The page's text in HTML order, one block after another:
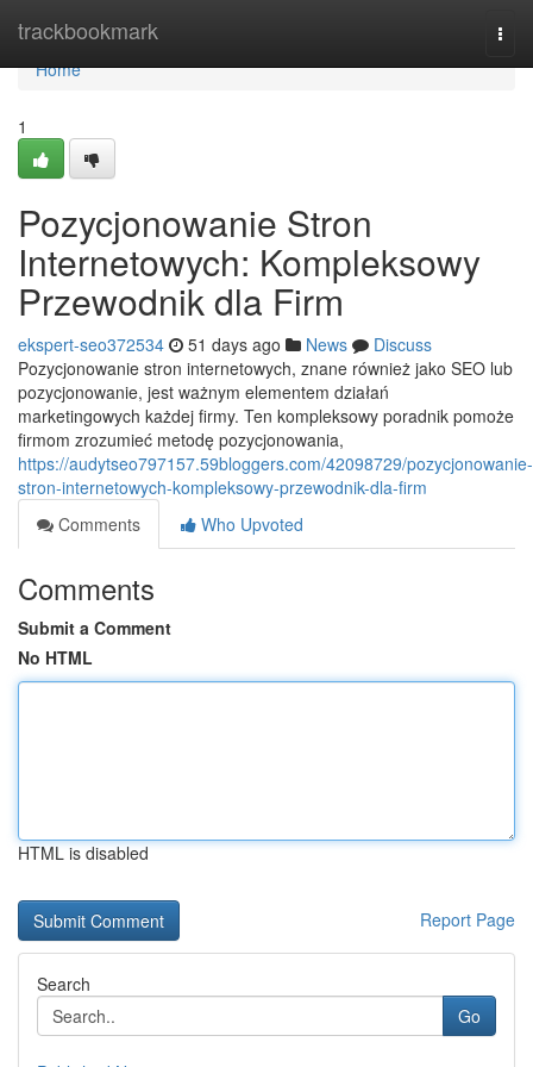
trackbookmark
Home
Home
1
Pozycjonowanie Stron
Internetowych: Kompleksowy
Przewodnik dla Firm
ekspert-seo372534 51 days ago News
Discuss
Pozycjonowanie stron internetowych, znane również jako SEO lub
pozycjonowanie, jest ważnym elementem działań
marketingowych każdej firmy. Ten kompleksowy poradnik pomoże
firmom zrozumieć metodę pozycjonowania,
https://audytseo797157.59bloggers.com/42098729/pozycjonowanie-
stron-internetowych-kompleksowy-przewodnik-dla-firm
Comments
Who Upvoted
Comments
Submit a Comment
No HTML
HTML is disabled
Report Page
Search
Go